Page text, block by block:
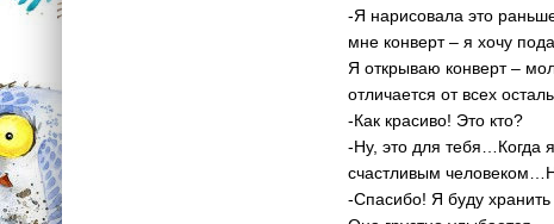
-Я нарисовала это
мне конверт – я хочу
Я открываю конверт –
отличается от всех
-Как красиво! Это кто?
-Ну, это для тебя…Когда
счастливым
-Спасибо! Я буду хранить